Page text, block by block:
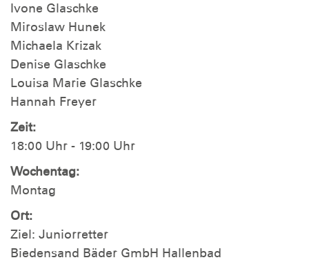
Ivone Glaschke
Miroslaw Hunek
Michaela Krizak
Denise Glaschke
Louisa Marie Glaschke
Hannah Freyer
Zeit:
18:00 Uhr - 19:00 Uhr
Wochentag:
Montag
Ort:
Ziel: Juniorretter
Biedensand Bäder GmbH Hallenbad